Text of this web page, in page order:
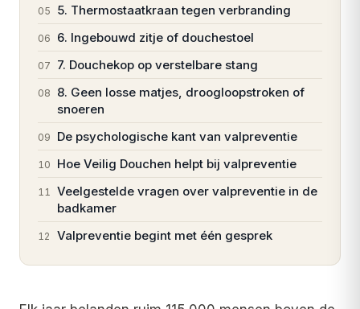
05 5. Thermostaatkraan tegen verbranding
06 6. Ingebouwd zitje of douchestoel
07 7. Douchekop op verstelbare stang
08
8. Geen losse matjes, droogloopstroken of
snoeren
09 De psychologische kant van valpreventie
10 Hoe Veilig Douchen helpt bij valpreventie
11 Veelgestelde vragen over valpreventie in de
badkamer
12 Valpreventie begint met één gesprek